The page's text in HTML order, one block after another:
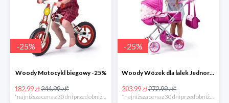
-25%
Woody Motocykl biegowy -25%
182.99 zł244.99 zł*
-25%
Woody Wózek dla lalek Jednorożec -25%
203.99 zł272.99 zł*